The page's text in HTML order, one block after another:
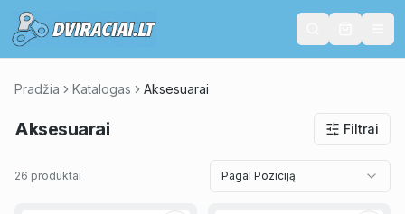
Pradžia Katalogas Aksesuarai
Aksesuarai Filtrai
26 produktai Pagal Poziciją